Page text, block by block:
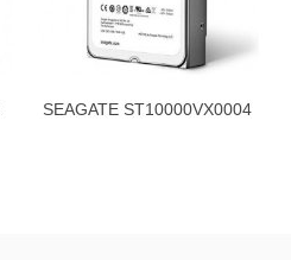
SEAGATE ST10000VX0004